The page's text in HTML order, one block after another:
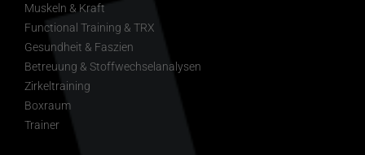
Muskeln & Kraft
Functional Training & TRX
Gesundheit & Faszien
Betreuung & Stoffwechselanalysen
Zirkeltraining
Boxraum
Trainer